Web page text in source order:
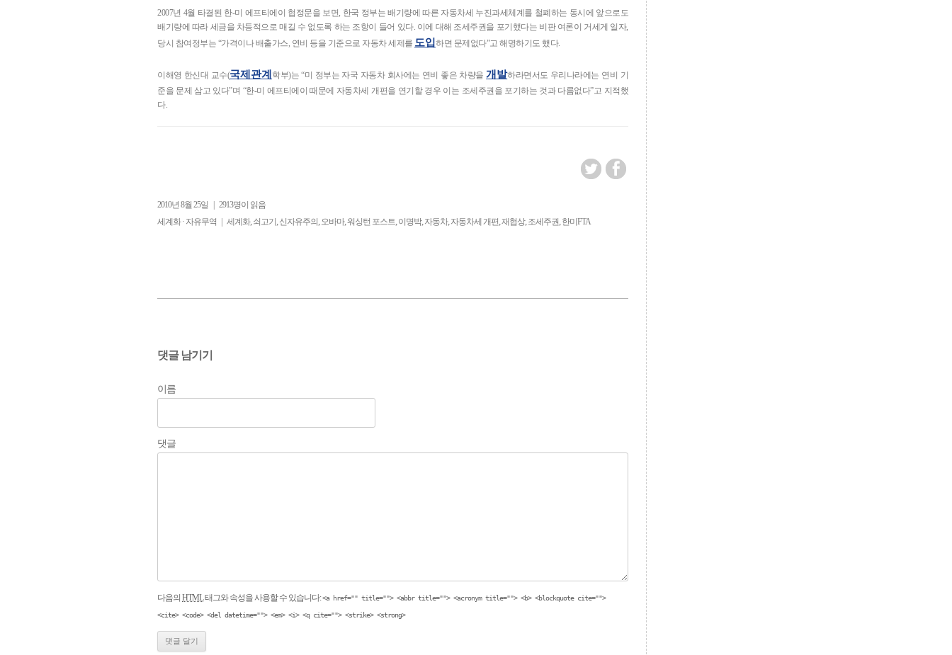
2007년 4월 타결된 한-미 에프티에이 협정문을 보면, 한국 정부는 배기량에 따른 자동차세 누진과세체계를 철폐하는 동시에 앞으로도
배기량에 따라 세금을 차등적으로 매길 수 없도록 하는 조항이 들어 있다. 이에 대해 조세주권을 포기했다는 비판 여론이 거세게 일자,
당시 참여정부는 “가격이나 배출가스, 연비 등을 기준으로 자동차 세제를 도입 하면 문제없다”고 해명하기도 했다.
이해영 한신대 교수(국제관계 학부)는 “미 정부는 자국 자동차 회사에는 연비 좋은 차량을개발하라면서도 우리나라에는 연비 기
준을 문제 삼고 있다”며 “한-미 에프티에이 때문에 자동차세 개편을 연기할 경우 이는 조세주권을 포기하는 것과 다름없다”고 지적했
다.
2010년 8월 25일
2913명이 읽음
세계화 · 자유무역 | 세계화,쇠고기 ,신자유주의 ,오바마,워싱턴 포스트,이명박,자동차,자동차세 개편,재협상,조세주권,한미FTA
댓글 남기기
이름
댓글
다음의 HTML태그와 속성을 사용할 수 있습니다:<a href="" title=""> <abbr title=""> <acronym title=""> <b> <blockquote cite="">
<cite> <code> <del datetime=""> <em> <i> <q cite=""> <strike> <strong>